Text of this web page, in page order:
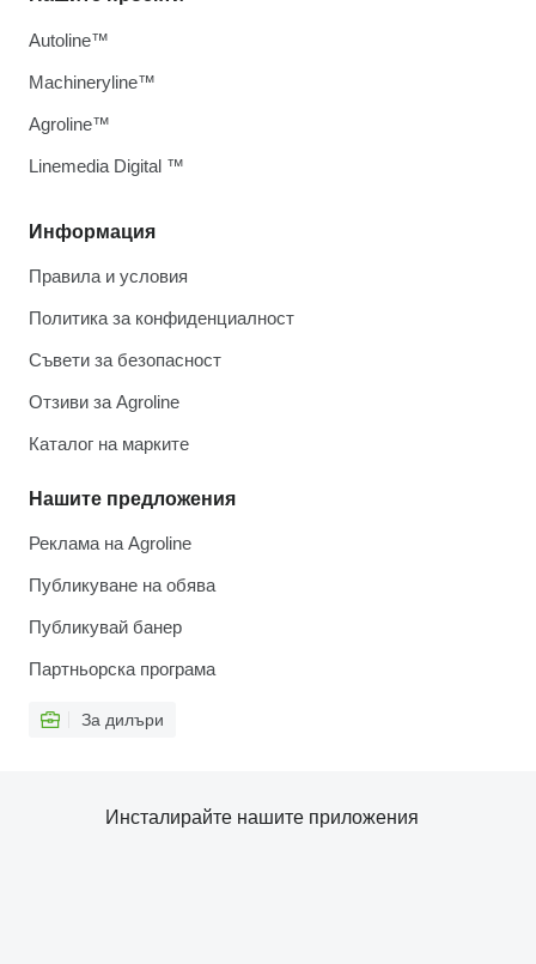
Информация
Правила и условия
Политика за конфиденциалност
Съвети за безопасност
Отзиви за Agroline
Каталог на марките
Нашите предложения
Реклама на Agroline
Публикуване на обява
Публикувай банер
Партньорска програма
За дилъри
Autoline™
Machineryline™
Agroline™
Linemedia Digital ™
Инсталирайте нашите приложения